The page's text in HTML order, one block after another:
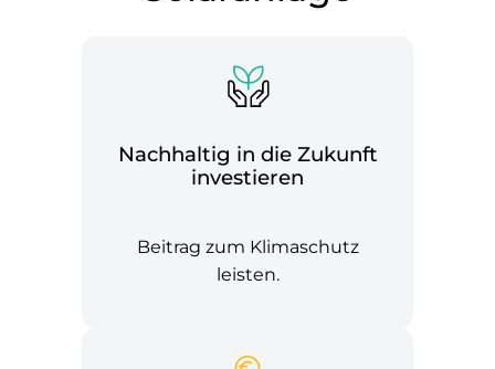
Nachhaltig in die Zukunft
investieren
Beitrag zum Klimaschutz
leisten.